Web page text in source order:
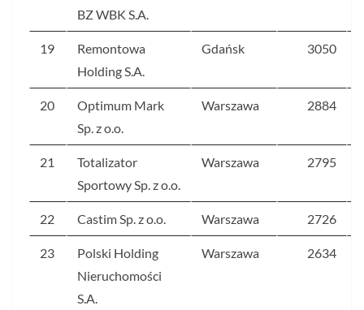
BZ WBK S.A.
19
Remontowa
Holding S.A.
Gdańsk 3050
20
Optimum Mark
Sp. z o.o.
Warszawa 2884
21
Totalizator
Sportowy Sp. z o.o.
Warszawa 2795
22 Castim Sp. z o.o. Warszawa 2726
23
Polski Holding
Nieruchomości
S.A.
Warszawa 2634